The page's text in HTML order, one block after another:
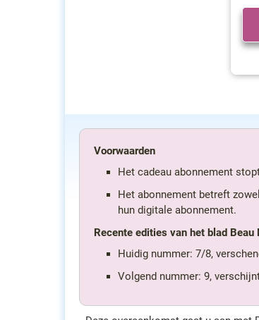
Voorwaarden
Het cadeau abonnement
Het abonnement betreft
hun digitale abonnement.
Recente edities van het blad Beau
Huidig nummer: 7/8,
Volgend nummer: 9,